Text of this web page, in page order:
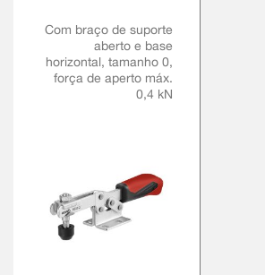
Com braço de suporte
aberto e base
horizontal, tamanho 0,
força de aperto máx.
0,4 kN